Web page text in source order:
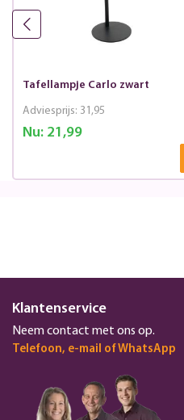
Tafellampje Carlo zwart
Nu:21,99
Adviesprijs: 31,95
Klantenservice
Neem contact met ons op.
Telefoon, e-mail of WhatsApp